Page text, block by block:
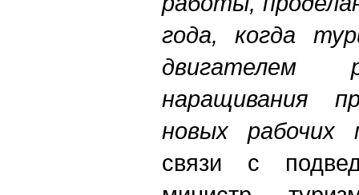
года, когда
двигателем
наращивания
новых рабочих
связи с